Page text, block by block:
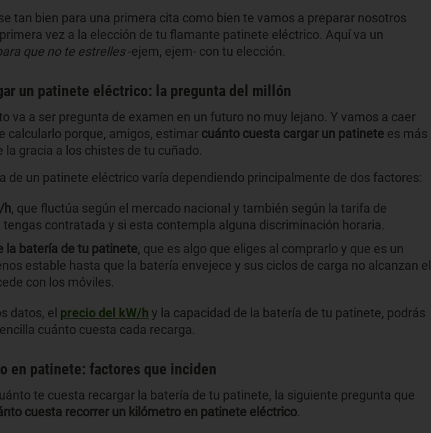
tan bien para una primera cita como bien te vamos a preparar nosotros
vez a la elección de tu flamante patinete eléctrico. Aquí va un
que no te estrelles-ejem, ejem- con tu elección.
un patinete eléctrico: la pregunta del millón
va a ser pregunta de examen en un futuro no muy lejano. Y vamos a caer
calcularlo porque, amigos, estimar cuánto cuesta cargar un patinete es más
la gracia a los chistes de tu cuñado.
de un patinete eléctrico varía dependiendo principalmente de dos factores:
h, que fluctúa según el mercado nacional y también según la tarifa de
contratada y si esta contempla alguna discriminación horaria.
la batería de tu patinete, que es algo que eliges al comprarlo y que es un
estable hasta que la batería envejece y sus ciclos de carga no alcanzan el
con los móviles.
datos, el precio del kW/h y la capacidad de la batería de tu patinete, podrás
cuánto cuesta cada recarga.
en patinete: factores que inciden
te cuesta recargar la batería de tu patinete, la siguiente pregunta que
cuesta recorrer un kilómetro en patinete eléctrico.